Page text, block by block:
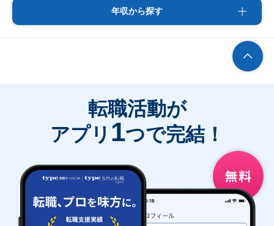
年収から探す
転職活動が
アプリ 1つで完結！